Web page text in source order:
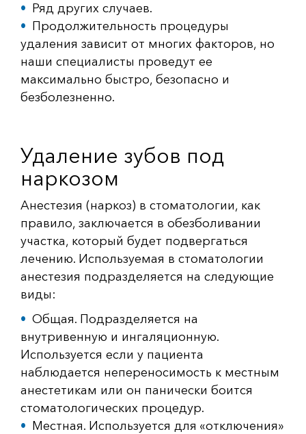
Ряд других случаев.
Продолжительность процедуры
удаления зависит от многих факторов, но
наши специалисты проведут ее
максимально быстро, безопасно и
безболезненно.
Удаление зубов под
наркозом
Анестезия (наркоз) в стоматологии, как
правило, заключается в обезболивании
участка, который будет подвергаться
лечению. Используемая в стоматологии
анестезия подразделяется на следующие
виды:
Общая. Подразделяется на
внутривенную и ингаляционную.
Используется если у пациента
наблюдается непереносимость к местным
анестетикам или он панически боится
стоматологических процедур.
Местная. Используется для «отключения»